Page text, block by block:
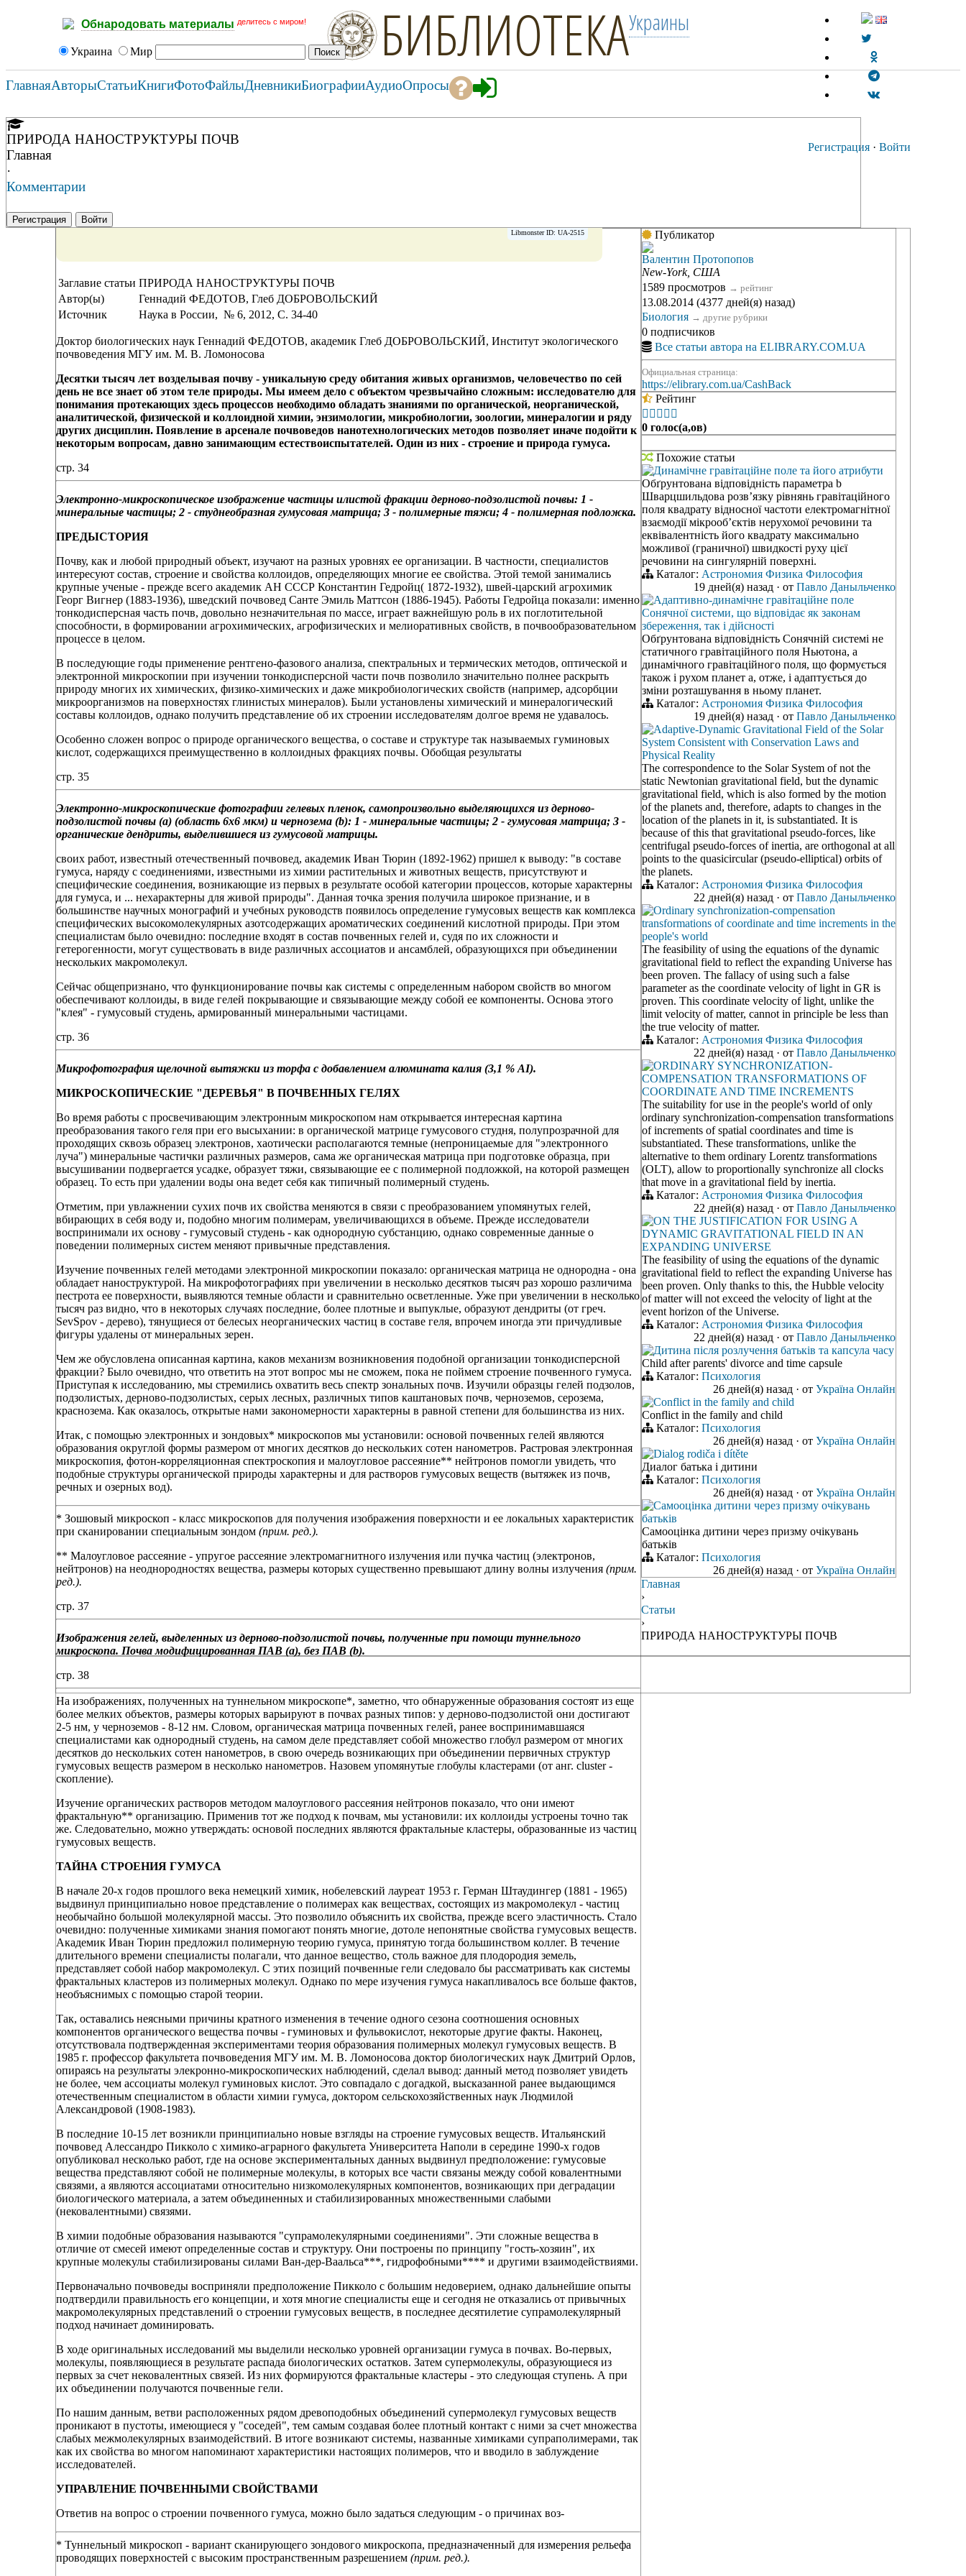
Обнародовать материалы делитесь с миром!
Украина Мир БИБЛИОТЕКАУкраины
Регистрация · Войти
ГлавнаяАвторыСтатьиКнигиФотоФайлыДневникиБиографииАудиоОпросы
ПРИРОДА НАНОСТРУКТУРЫ ПОЧВ
Главная
·
Комментарии
Регистрация Войти
Libmonster ID: UA-2515
Заглавие статьи ПРИРОДА НАНОСТРУКТУРЫ ПОЧВ
Автор(ы)
Геннадий ФЕДОТОВ, Глеб ДОБРОВОЛЬСКИЙ
Источник
Наука в России, № 6, 2012, C. 34-40
Доктор биологических наук Геннадий ФЕДОТОВ, академик Глеб ДОБРОВОЛЬСКИЙ, Институт экологического
почвоведения МГУ им. М. В. Ломоносова
Десятки тысяч лет возделывая почву - уникальную среду обитания живых организмов, человечество по сей
день не все знает об этом теле природы. Мы имеем дело с объектом чрезвычайно сложным: исследователю для
понимания протекающих здесь процессов необходимо обладать знаниями по органической, неорганической,
аналитической, физической и коллоидной химии, энзимологии, микробиологии, зоологии, минералогии и ряду
других дисциплин. Появление в арсенале почвоведов нанотехнологических методов позволяет иначе подойти к
некоторым вопросам, давно занимающим естествоиспытателей. Один из них - строение и природа гумуса.
стр. 34
Электронно-микроскопическое изображение частицы илистой фракции дерново-подзолистой почвы: 1 -
минеральные частицы; 2 - студнеобразная гумусовая матрица; 3 - полимерные тяжи; 4 - полимерная подложка.
ПРЕДЫСТОРИЯ
Почву, как и любой природный объект, изучают на разных уровнях ее организации. В частности, специалистов
интересуют состав, строение и свойства коллоидов, определяющих многие ее свойства. Этой темой занимались
крупные ученые - прежде всего академик АН СССР Константин Гедройц( 1872-1932), швей-царский агрохимик
Георг Вигнер (1883-1936), шведский почвовед Санте Эмиль Маттсон (1886-1945). Работы Гедройца показали: именно
тонкодисперсная часть почв, довольно незначительная по массе, играет важнейшую роль в их поглотительной
способности, в формировании агрохимических, агрофизических и мелиоративных свойств, в почвообразовательном
процессе в целом.
В последующие годы применение рентгено-фазового анализа, спектральных и термических методов, оптической и
электронной микроскопии при изучении тонкодисперсной части почв позволило значительно полнее раскрыть
природу многих их химических, физико-химических и даже микробиологических свойств (например, адсорбции
микроорганизмов на поверхностях глинистых минералов). Были установлены химический и минералогический
составы коллоидов, однако получить представление об их строении исследователям долгое время не удавалось.
Особенно сложен вопрос о природе органического вещества, о составе и структуре так называемых гуминовых
кислот, содержащихся преимущественно в коллоидных фракциях почвы. Обобщая результаты
стр. 35
Электронно-микроскопические фотографии гелевых пленок, самопроизвольно выделяющихся из дерново-
подзолистой почвы (a) (область 6x6 мкм) и чернозема (b): 1 - минеральные частицы; 2 - гумусовая матрица; 3 -
органические дендриты, выделившиеся из гумусовой матрицы.
своих работ, известный отечественный почвовед, академик Иван Тюрин (1892-1962) пришел к выводу: "в составе
гумуса, наряду с соединениями, известными из химии растительных и животных веществ, присутствуют и
специфические соединения, возникающие из первых в результате особой категории процессов, которые характерны
для гумуса, и ... нехарактерны для живой природы". Данная точка зрения получила широкое признание, и в
большинстве научных монографий и учебных руководств появилось определение гумусовых веществ как комплекса
специфических высокомолекулярных азотсодержащих ароматических соединений кислотной природы. При этом
специалистам было очевидно: последние входят в состав почвенных гелей и, судя по их сложности и
гетерогенности, могут существовать в виде различных ассоциатов и ансамблей, образующихся при объединении
нескольких макромолекул.
Сейчас общепризнано, что функционирование почвы как системы с определенным набором свойств во многом
обеспечивают коллоиды, в виде гелей покрывающие и связывающие между собой ее компоненты. Основа этого
"клея" - гумусовый студень, армированный минеральными частицами.
стр. 36
Микрофотография щелочной вытяжки из торфа с добавлением алюмината калия (3,1 % AI).
МИКРОСКОПИЧЕСКИЕ "ДЕРЕВЬЯ" В ПОЧВЕННЫХ ГЕЛЯХ
Во время работы с просвечивающим электронным микроскопом нам открывается интересная картина
преобразования такого геля при его высыхании: в органической матрице гумусового студня, полупрозрачной для
проходящих сквозь образец электронов, хаотически располагаются темные (непроницаемые для "электронного
луча") минеральные частички различных размеров, сама же органическая матрица при подготовке образца, при
высушивании подвергается усадке, образует тяжи, связывающие ее с полимерной подложкой, на которой размещен
образец. То есть при удалении воды она ведет себя как типичный полимерный студень.
Отметим, при увлажнении сухих почв их свойства меняются в связи с преобразованием упомянутых гелей,
вбирающих в себя воду и, подобно многим полимерам, увеличивающихся в объеме. Прежде исследователи
воспринимали их основу - гумусовый студень - как однородную субстанцию, однако современные данные о
поведении полимерных систем меняют привычные представления.
Изучение почвенных гелей методами электронной микроскопии показало: органическая матрица не однородна - она
обладает наноструктурой. На микрофотографиях при увеличении в несколько десятков тысяч раз хорошо различима
пестрота ее поверхности, выявляются темные области и сравнительно осветленные. Уже при увеличении в несколько
тысяч раз видно, что в некоторых случаях последние, более плотные и выпуклые, образуют дендриты (от греч.
SevSpov - дерево), тянущиеся от белесых неорганических частиц в составе геля, впрочем иногда эти причудливые
фигуры удалены от минеральных зерен.
Чем же обусловлена описанная картина, каков механизм возникновения подобной организации тонкодисперсной
фракции? Было очевидно, что ответить на этот вопрос мы не сможем, пока не поймем строение почвенного гумуса.
Приступая к исследованию, мы стремились охватить весь спектр зональных почв. Изучили образцы гелей подзолов,
подзолистых, дерново-подзолистых, серых лесных, различных типов каштановых почв, черноземов, серозема,
краснозема. Как оказалось, открытые нами закономерности характерны в равной степени для большинства из них.
Итак, с помощью электронных и зондовых* микроскопов мы установили: основой почвенных гелей являются
образования округлой формы размером от многих десятков до нескольких сотен нанометров. Растровая электронная
микроскопия, фотон-корреляционная спектроскопия и малоугловое рассеяние** нейтронов помогли увидеть, что
подобные структуры органической природы характерны и для растворов гумусовых веществ (вытяжек из почв,
речных и озерных вод).
* Зошювый микроскоп - класс микроскопов для получения изображения поверхности и ее локальных характеристик
при сканировании специальным зондом (прим. ред.).
** Малоугловое рассеяние - упругое рассеяние электромагнитного излучения или пучка частиц (электронов,
нейтронов) на неоднородностях вещества, размеры которых существенно превышают длину волны излучения (прим.
ред.).
стр. 37
Изображения гелей, выделенных из дерново-подзолистой почвы, полученные при помощи туннельного
микроскопа. Почва модифицированная ПАВ (a), без ПАВ (b).
стр. 38
На изображениях, полученных на туннельном микроскопе*, заметно, что обнаруженные образования состоят из еще
более мелких объектов, размеры которых варьируют в почвах разных типов: у дерново-подзолистой они достигают
2-5 нм, у черноземов - 8-12 нм. Словом, органическая матрица почвенных гелей, ранее воспринимавшаяся
специалистами как однородный студень, на самом деле представляет собой множество глобул размером от многих
десятков до нескольких сотен нанометров, в свою очередь возникающих при объединении первичных структур
гумусовых веществ размером в несколько нанометров. Назовем упомянутые глобулы кластерами (от анг. cluster -
скопление).
Изучение органических растворов методом малоуглового рассеяния нейтронов показало, что они имеют
фрактальную** организацию. Применив тот же подход к почвам, мы установили: их коллоиды устроены точно так
же. Следовательно, можно утверждать: основой последних являются фрактальные кластеры, образованные из частиц
гумусовых веществ.
ТАЙНА СТРОЕНИЯ ГУМУСА
В начале 20-х годов прошлого века немецкий химик, нобелевский лауреат 1953 г. Герман Штаудингер (1881 - 1965)
выдвинул принципиально новое представление о полимерах как веществах, состоящих из макромолекул - частиц
необычайно большой молекулярной массы. Это позволило объяснить их свойства, прежде всего эластичность. Стало
очевидно: полученные химиками знания помогают понять многие, дотоле непонятные свойства гумусовых веществ.
Академик Иван Тюрин предложил полимерную теорию гумуса, принятую тогда большинством коллег. В течение
длительного времени специалисты полагали, что данное вещество, столь важное для плодородия земель,
представляет собой набор макромолекул. С этих позиций почвенные гели следовало бы рассматривать как системы
фрактальных кластеров из полимерных молекул. Однако по мере изучения гумуса накапливалось все больше фактов,
необъяснимых с помощью старой теории.
Так, оставались неясными причины кратного изменения в течение одного сезона соотношения основных
компонентов органического вещества почвы - гуминовых и фульвокислот, некоторые другие факты. Наконец,
отсутствовала подтвержденная экспериментами теория образования полимерных молекул гумусовых веществ. В
1985 г. профессор факультета почвоведения МГУ им. М. В. Ломоносова доктор биологических наук Дмитрий Орлов,
опираясь на результаты элекронно-микроскопических наблюдений, сделал вывод: данный метод позволяет увидеть
не более, чем ассоциаты молекул гуминовых кислот. Это совпадало с догадкой, высказанной ранее выдающимся
отечественным специалистом в области химии гумуса, доктором сельскохозяйственных наук Людмилой
Александровой (1908-1983).
В последние 10-15 лет возникли принципиально новые взгляды на строение гумусовых веществ. Итальянский
почвовед Алессандро Пикколо с химико-аграрного факультета Университета Наполи в середине 1990-х годов
опубликовал несколько работ, где на основе экспериментальных данных выдвинул предположение: гумусовые
вещества представляют собой не полимерные молекулы, в которых все части связаны между собой ковалентными
связями, а являются ассоциатами относительно низкомолекулярных компонентов, возникающих при деградации
биологического материала, а затем объединенных и стабилизированных множественными слабыми
(нековалентными) связями.
В химии подобные образования называются "супрамолекулярными соединениями". Эти сложные вещества в
отличие от смесей имеют определенные состав и структуру. Они построены по принципу "гость-хозяин", их
крупные молекулы стабилизированы силами Ван-дер-Ваальса***, гидрофобными**** и другими взаимодействиями.
Первоначально почвоведы восприняли предположение Пикколо с большим недоверием, однако дальнейшие опыты
подтвердили правильность его концепции, и хотя многие специалисты еще и сегодня не отказались от привычных
макромолекулярных представлений о строении гумусовых веществ, в последнее десятилетие супрамолекулярный
подход начинает доминировать.
В ходе оригинальных исследований мы выделили несколько уровней организации гумуса в почвах. Во-первых,
молекулы, появляющиеся в результате распада биологических остатков. Затем супермолекулы, образующиеся из
первых за счет нековалентных связей. Из них формируются фрактальные кластеры - это следующая ступень. А при
их объединении получаются почвенные гели.
По нашим данным, ветви расположенных рядом древоподобных объединений супермолекул гумусовых веществ
проникают в пустоты, имеющиеся у "соседей", тем самым создавая более плотный контакт с ними за счет множества
слабых межмолекулярных взаимодействий. В итоге возникают системы, названные химиками супраполимерами, так
как их свойства во многом напоминают характеристики настоящих полимеров, что и вводило в заблуждение
исследователей.
УПРАВЛЕНИЕ ПОЧВЕННЫМИ СВОЙСТВАМИ
Ответив на вопрос о строении почвенного гумуса, можно было задаться следующим - о причинах воз-
* Туннельный микроскоп - вариант сканирующего зондового микроскопа, предназначенный для измерения рельефа
проводящих поверхностей с высоким пространственным разрешением (прим. ред.).
Публикатор
Валентин Протопопов
New-York, США
1589 просмотров → рейтинг
13.08.2014 (4377 дней(я) назад)
Биология → другие рубрики
0 подписчиков
Все статьи автора на ELIBRARY.COM.UA
Официальная страница:
https://elibrary.com.ua/CashBack
Рейтинг
    
0 голос(а,ов)
Похожие статьи
Динамічне гравітаційне поле та його атрибути
Обґрунтована відповідність параметра b
Шварцшильдова розв’язку рівнянь гравітаційного
поля квадрату відносної частоти електромагнітної
взаємодії мікрооб’єктів нерухомої речовини та
еквівалентність його квадрату максимально
можливої (граничної) швидкості руху цієї
речовини на сингулярній поверхні.
Каталог: Астрономия Физика Философия
19 дней(я) назад · от Павло Даныльченко
Адаптивно-динамічне гравітаційне поле
Сонячної системи, що відповідає як законам
збереження, так і дійсності
Обґрунтована відповідність Сонячній системі не
статичного гравітаційного поля Ньютона, а
динамічного гравітаційного поля, що формується
також і рухом планет а, отже, і адаптується до
зміни розташування в ньому планет.
Каталог: Астрономия Физика Философия
19 дней(я) назад · от Павло Даныльченко
Adaptive-Dynamic Gravitational Field of the Solar
System Consistent with Conservation Laws and
Physical Reality
The correspondence to the Solar System of not the
static Newtonian gravitational field, but the dynamic
gravitational field, which is also formed by the motion
of the planets and, therefore, adapts to changes in the
location of the planets in it, is substantiated. It is
because of this that gravitational pseudo-forces, like
centrifugal pseudo-forces of inertia, are orthogonal at all
points to the quasicircular (pseudo-elliptical) orbits of
the planets.
Каталог: Астрономия Физика Философия
22 дней(я) назад · от Павло Даныльченко
Ordinary synchronization-compensation
transformations of coordinate and time increments in the
people's world
The feasibility of using the equations of the dynamic
gravitational field to reflect the expanding Universe has
been proven. The fallacy of using such a false
parameter as the coordinate velocity of light in GR is
proven. This coordinate velocity of light, unlike the
limit velocity of matter, cannot in principle be less than
the true velocity of matter.
Каталог: Астрономия Физика Философия
22 дней(я) назад · от Павло Даныльченко
ORDINARY SYNCHRONIZATION-
COMPENSATION TRANSFORMATIONS OF
COORDINATE AND TIME INCREMENTS
The suitability for use in the people's world of only
ordinary synchronization-compensation transformations
of increments of spatial coordinates and time is
substantiated. These transformations, unlike the
alternative to them ordinary Lorentz transformations
(OLT), allow to proportionally synchronize all clocks
that move in a gravitational field by inertia.
Каталог: Астрономия Физика Философия
22 дней(я) назад · от Павло Даныльченко
ON THE JUSTIFICATION FOR USING A
DYNAMIC GRAVITATIONAL FIELD IN AN
EXPANDING UNIVERSE
The feasibility of using the equations of the dynamic
gravitational field to reflect the expanding Universe has
been proven. Only thanks to this, the Hubble velocity
of matter will not exceed the velocity of light at the
event horizon of the Universe.
Каталог: Астрономия Физика Философия
22 дней(я) назад · от Павло Даныльченко
Дитина після розлучення батьків та капсула часу
Child after parents' divorce and time capsule
Каталог: Психология
26 дней(я) назад · от Україна Онлайн
Conflict in the family and child
Conflict in the family and child
Каталог: Психология
26 дней(я) назад · от Україна Онлайн
Dialog rodiča i dítěte
Диалог батька і дитини
Каталог: Психология
26 дней(я) назад · от Україна Онлайн
Самооцінка дитини через призму очікувань
батьків
Самооцінка дитини через призму очікувань
батьків
Каталог: Психология
26 дней(я) назад · от Україна Онлайн
Главная
›
Статьи
›
ПРИРОДА НАНОСТРУКТУРЫ ПОЧВ